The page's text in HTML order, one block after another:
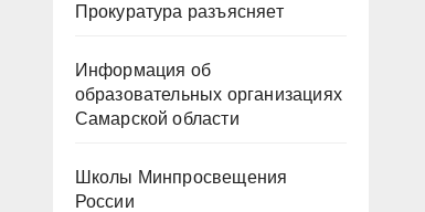
Прокуратура разъясняет
Информация об
образовательных организациях
Самарской области
Школы Минпросвещения
России